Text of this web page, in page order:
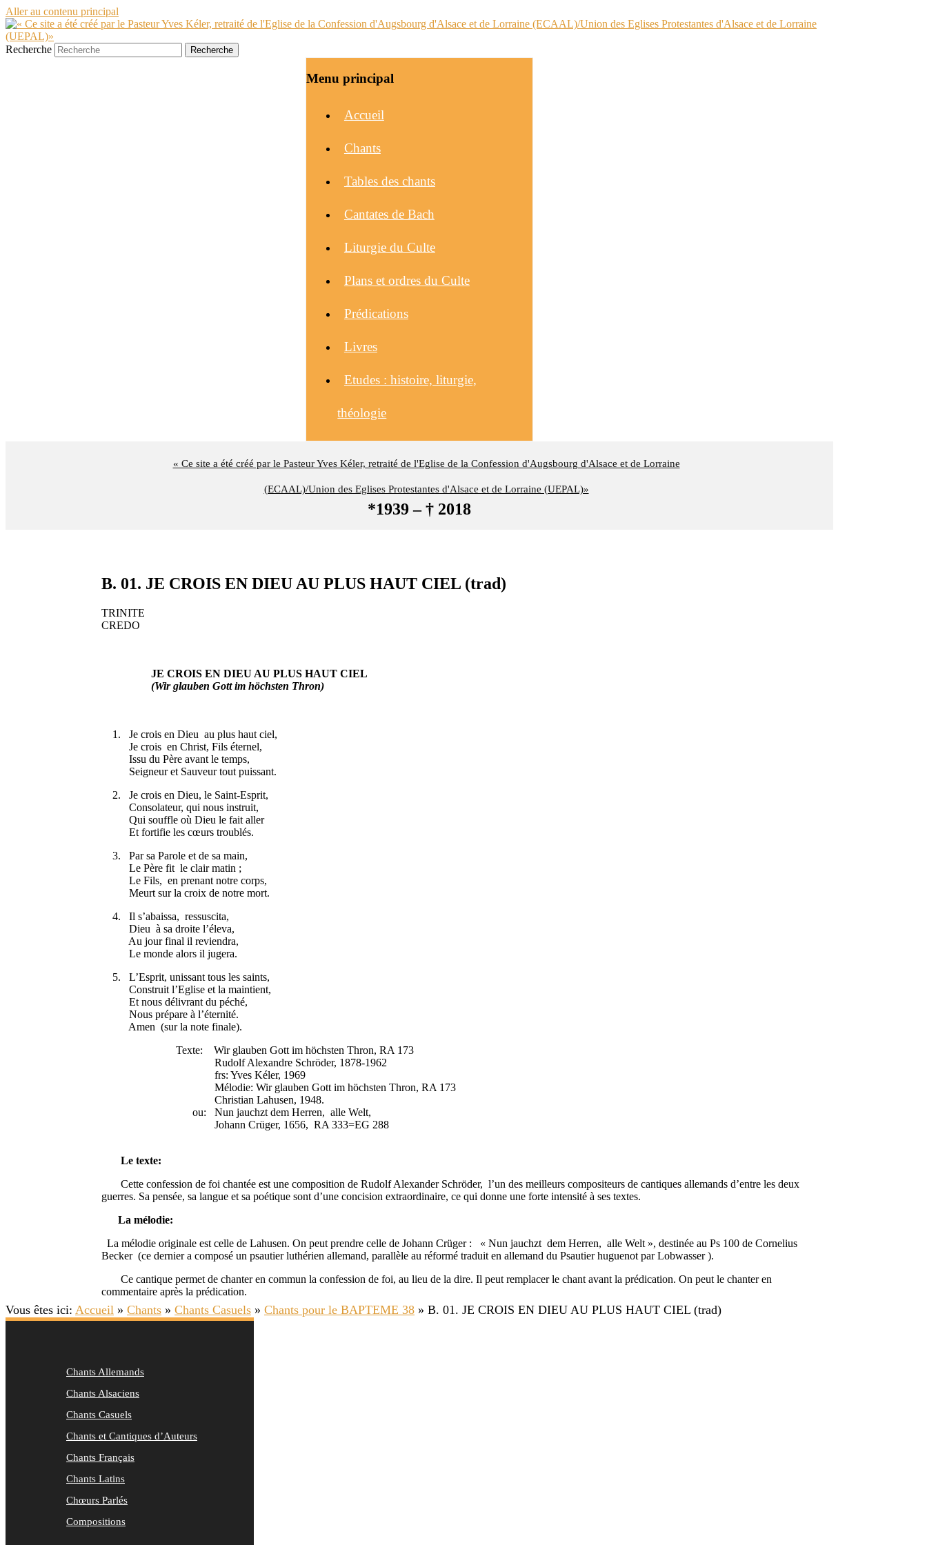
Aller au contenu principal
« Ce site a été créé par le Pasteur Yves Kéler, retraité de l'Eglise de la Confession d'Augsbourg d'Alsace et de Lorraine
(ECAAL)/Union des Eglises Protestantes d'Alsace et de Lorraine (UEPAL)»
*1939 – † 2018
Recherche
Menu principal
Accueil
Chants
Tables des chants
Cantates de Bach
Liturgie du Culte
Plans et ordres du Culte
Prédications
Livres
Etudes : histoire, liturgie,
théologie
B. 01. JE CROIS EN DIEU AU PLUS HAUT CIEL (trad)
TRINITE
CREDO
JE CROIS EN DIEU AU PLUS HAUT CIEL
(Wir glauben Gott im höchsten Thron)
1. Je crois en Dieu au plus haut ciel,
Je crois en Christ, Fils éternel,
Issu du Père avant le temps,
Seigneur et Sauveur tout puissant.
2. Je crois en Dieu, le Saint-Esprit,
Consolateur, qui nous instruit,
Qui souffle où Dieu le fait aller
Et fortifie les cœurs troublés.
3. Par sa Parole et de sa main,
Le Père fit le clair matin ;
Le Fils, en prenant notre corps,
Meurt sur la croix de notre mort.
4. Il s’abaissa, ressuscita,
Dieu à sa droite l’éleva,
Au jour final il reviendra,
Le monde alors il jugera.
5. L’Esprit, unissant tous les saints,
Construit l’Eglise et la maintient,
Et nous délivrant du péché,
Nous prépare à l’éternité.
Amen (sur la note finale).
Texte: Wir glauben Gott im höchsten Thron, RA 173
Rudolf Alexandre Schröder, 1878-1962
frs: Yves Kéler, 1969
Mélodie: Wir glauben Gott im höchsten Thron, RA 173
Christian Lahusen, 1948.
ou: Nun jauchzt dem Herren, alle Welt,
Johann Crüger, 1656, RA 333=EG 288
Le texte:
Cette confession de foi chantée est une composition de Rudolf Alexander Schröder, l’un des meilleurs compositeurs de cantiques allemands d’entre les deux
guerres. Sa pensée, sa langue et sa poétique sont d’une concision extraordinaire, ce qui donne une forte intensité à ses textes.
La mélodie:
La mélodie originale est celle de Lahusen. On peut prendre celle de Johann Crüger : « Nun jauchzt dem Herren, alle Welt », destinée au Ps 100 de Cornelius
Becker (ce dernier a composé un psautier luthérien allemand, parallèle au réformé traduit en allemand du Psautier huguenot par Lobwasser ).
Ce cantique permet de chanter en commun la confession de foi, au lieu de la dire. Il peut remplacer le chant avant la prédication. On peut le chanter en
commentaire après la prédication.
Vous êtes ici: Accueil » Chants » Chants Casuels » Chants pour le BAPTEME 38 » B. 01. JE CROIS EN DIEU AU PLUS HAUT CIEL (trad)
Chants Allemands
Chants Alsaciens
Chants Casuels
Chants et Cantiques d’Auteurs
Chants Français
Chants Latins
Chœurs Parlés
Compositions